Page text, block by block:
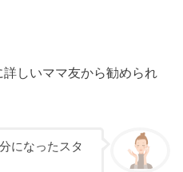
しいママ友から勧められ
になったスタ